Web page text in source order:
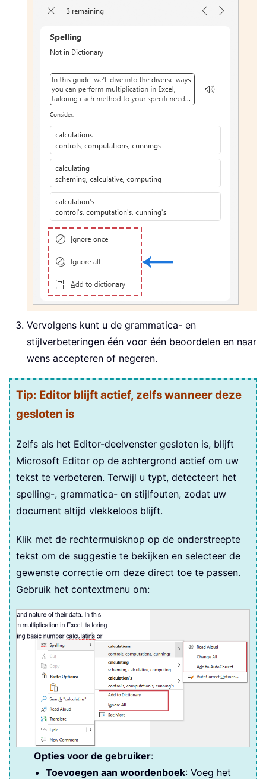
Vervolgens kunt u de grammatica- en
stijlverbeteringen één voor één beoordelen en naar
wens accepteren of negeren.
Tip: Editor blijft actief, zelfs wanneer deze
gesloten is
Zelfs als het Editor-deelvenster gesloten is, blijft
Microsoft Editor op de achtergrond actief om uw
tekst te verbeteren. Terwijl u typt, detecteert het
spelling-, grammatica- en stijlfouten, zodat uw
document altijd vlekkeloos blijft.
Klik met de rechtermuisknop op de onderstreepte
tekst om de suggestie te bekijken en selecteer de
gewenste correctie om deze direct toe te passen.
Gebruik het contextmenu om:
Opties voor de gebruiker:
Toevoegen aan woordenboek: Voeg het